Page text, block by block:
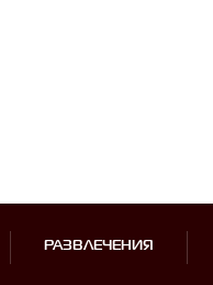
РАЗВЛЕЧЕНИЯ